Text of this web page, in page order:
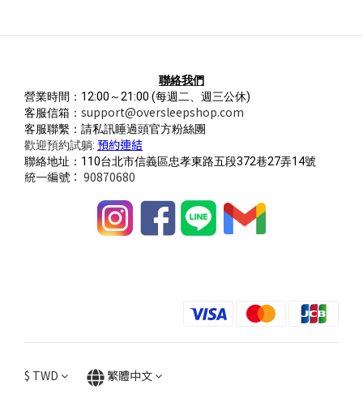
聯絡我們
營業時間：12:00～21:00 (每週二、週三公休)
客服信箱： support@oversleepshop.com
客服聯繫：請私訊睡過頭官方粉絲團
歡迎預約試躺: 預約連結
聯絡地址：110台北市信義區忠孝東路五段372巷27弄14號
統一編號： 90870680
$ TWD 繁體中文